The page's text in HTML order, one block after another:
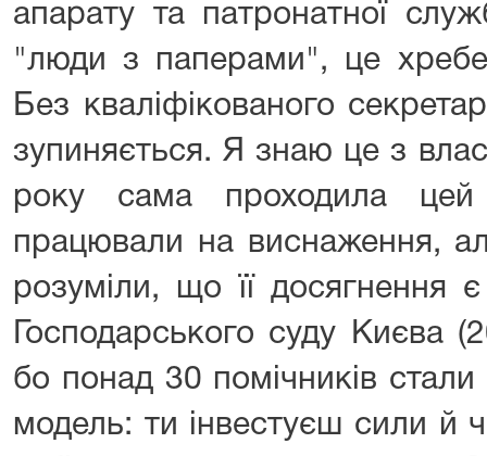
апарату та патронатної
"люди з паперами", це
Без кваліфікованого
зупиняється. Я знаю це з
року сама проходила
працювали на виснаження,
розуміли, що її досягнення
Господарського суду Києва
бо понад 30 помічників
модель: ти інвестуєш сили й